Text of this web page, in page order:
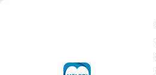
Ga naar de inhoud